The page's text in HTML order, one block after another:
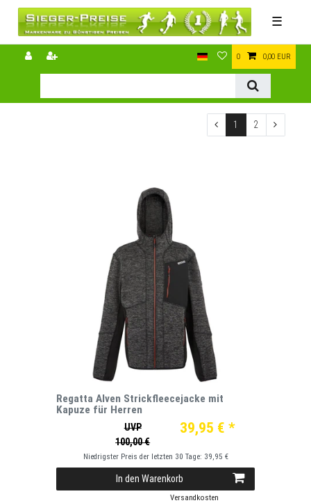
☰
0 0,00 EUR
1 2
Regatta Alven Strickfleecejacke mit
Kapuze für Herren
UVP
100,00 €
39,95 € *
Niedrigster Preis der letzten 30 Tage: 39,95 €
In den Warenkorb
Versandkosten